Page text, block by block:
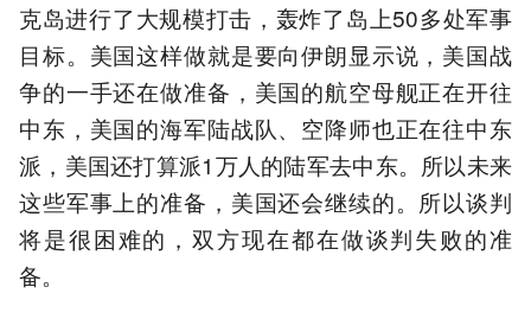
克岛进行了大规模打击，轰炸了岛上50多处军事
目标。美国这样做就是要向伊朗显示说，美国战
争的一手还在做准备，美国的航空母舰正在开往
中东，美国的海军陆战队、空降师也正在往中东
派，美国还打算派1万人的陆军去中东。所以未来
这些军事上的准备，美国还会继续的。所以谈判
将是很困难的，双方现在都在做谈判失败的准
备。